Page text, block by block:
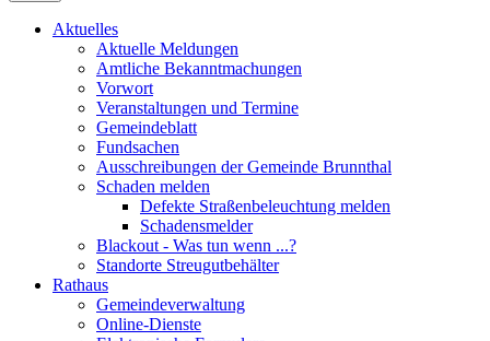
Aktuelles
Aktuelle Meldungen
Amtliche Bekanntmachungen
Vorwort
Veranstaltungen und Termine
Gemeindeblatt
Fundsachen
Ausschreibungen der Gemeinde Brunnthal
Schaden melden
Defekte Straßenbeleuchtung melden
Schadensmelder
Blackout - Was tun wenn ...?
Standorte Streugutbehälter
Rathaus
Gemeindeverwaltung
Online-Dienste